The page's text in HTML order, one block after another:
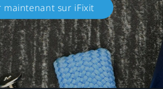
maintenant sur iFixit​